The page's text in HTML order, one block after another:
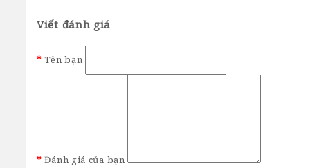
Viết đánh giá
Tên bạn
Đánh giá của bạn